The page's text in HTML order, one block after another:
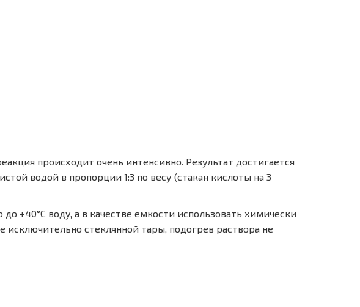
происходит очень интенсивно. Результат достигается
водой в пропорции 1:3 по весу (стакан кислоты на 3
+40°C воду, а в качестве емкости использовать химически
исключительно стеклянной тары, подогрев раствора не